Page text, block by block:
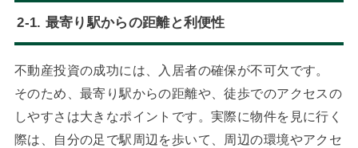
2-1. 最寄り駅からの距離と利便性
不動産投資の成功には、入居者の確保が不可欠です。
そのため、最寄り駅からの距離や、徒歩でのアクセスの
しやすさは大きなポイントです。実際に物件を見に行く
際は、自分の足で駅周辺を歩いて、周辺の環境やアクセ